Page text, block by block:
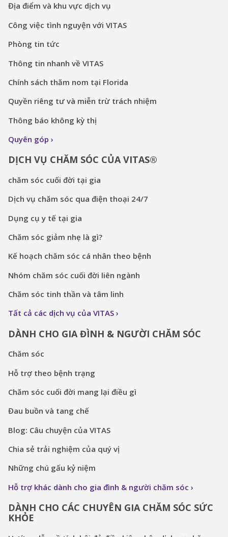
Địa điểm và khu vực dịch vụ
Công việc tình nguyện với VITAS
Phòng tin tức
Thông tin nhanh về VITAS
Chính sách thăm nom tại Florida
Quyền riêng tư và miễn trừ trách nhiệm
Thông báo không kỳ thị
Quyên góp
DỊCH VỤ CHĂM SÓC CỦA VITAS®
chăm sóc cuối đời tại gia
Dịch vụ chăm sóc qua điện thoại 24/7
Dụng cụ y tế tại gia
Chăm sóc giảm nhẹ là gì?
Kế hoạch chăm sóc cá nhân theo bệnh
Nhóm chăm sóc cuối đời liên ngành
Chăm sóc tinh thần và tâm linh
Tất cả các dịch vụ của VITAS
DÀNH CHO GIA ĐÌNH & NGƯỜI CHĂM SÓC
Chăm sóc
Hỗ trợ theo bệnh trạng
Chăm sóc cuối đời mang lại điều gì
Đau buồn và tang chế
Blog: Câu chuyện của VITAS
Chia sẻ trải nghiệm của quý vị
Những chú gấu kỷ niệm
Hỗ trợ khác dành cho gia đình & người chăm sóc
DÀNH CHO CÁC CHUYÊN GIA CHĂM SÓC SỨC
KHỎE